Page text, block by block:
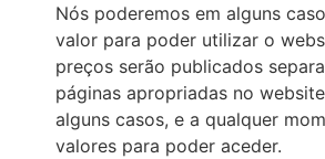
Nós poderemos em alguns
valor para poder utilizar o
preços serão publicados
páginas apropriadas no
alguns casos, e a qualquer
valores para poder aceder.